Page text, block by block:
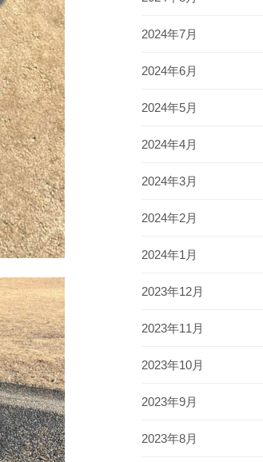
2024年7月
2024年6月
2024年5月
2024年4月
2024年3月
2024年2月
2024年1月
2023年12月
2023年11月
2023年10月
2023年9月
2023年8月